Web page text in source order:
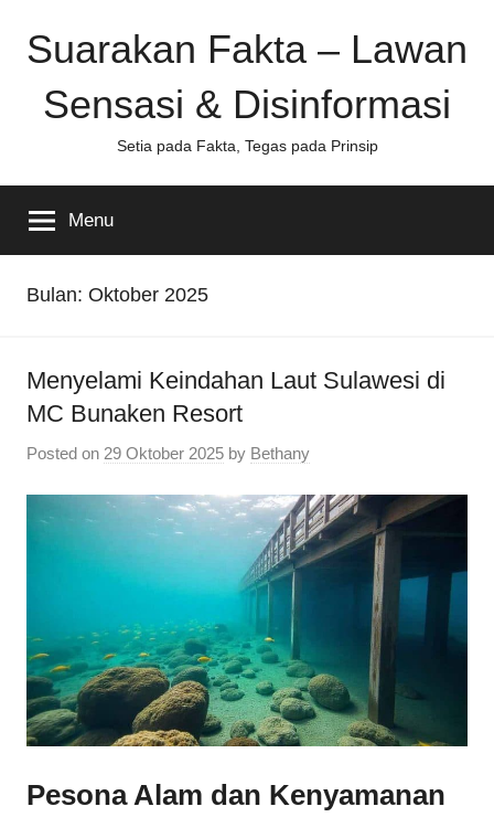
Suarakan Fakta – Lawan
Sensasi & Disinformasi
Setia pada Fakta, Tegas pada Prinsip
Menu
Bulan: Oktober 2025
Menyelami Keindahan Laut Sulawesi di
MC Bunaken Resort
Posted on 29 Oktober 2025 by Bethany
Pesona Alam dan Kenyamanan